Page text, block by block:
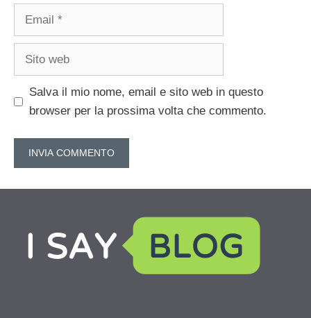
Email
Sito
Salva il mio nome, email e sito web in questo
browser per la prossima volta che commento.